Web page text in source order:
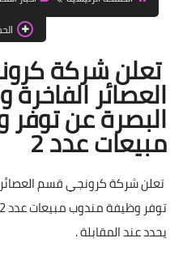
تعلن شركة
العصائر
البصرة عن
مبيعات عدد 2
تعلن شركة كرونجي قسم العصائر
يحدد عند المقابلة .